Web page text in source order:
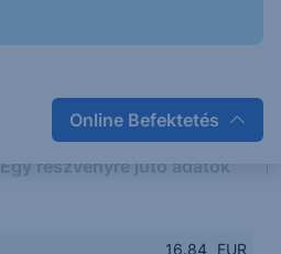
Online Befektetés
Egy részvényre jutó adatok
16.84
EUR